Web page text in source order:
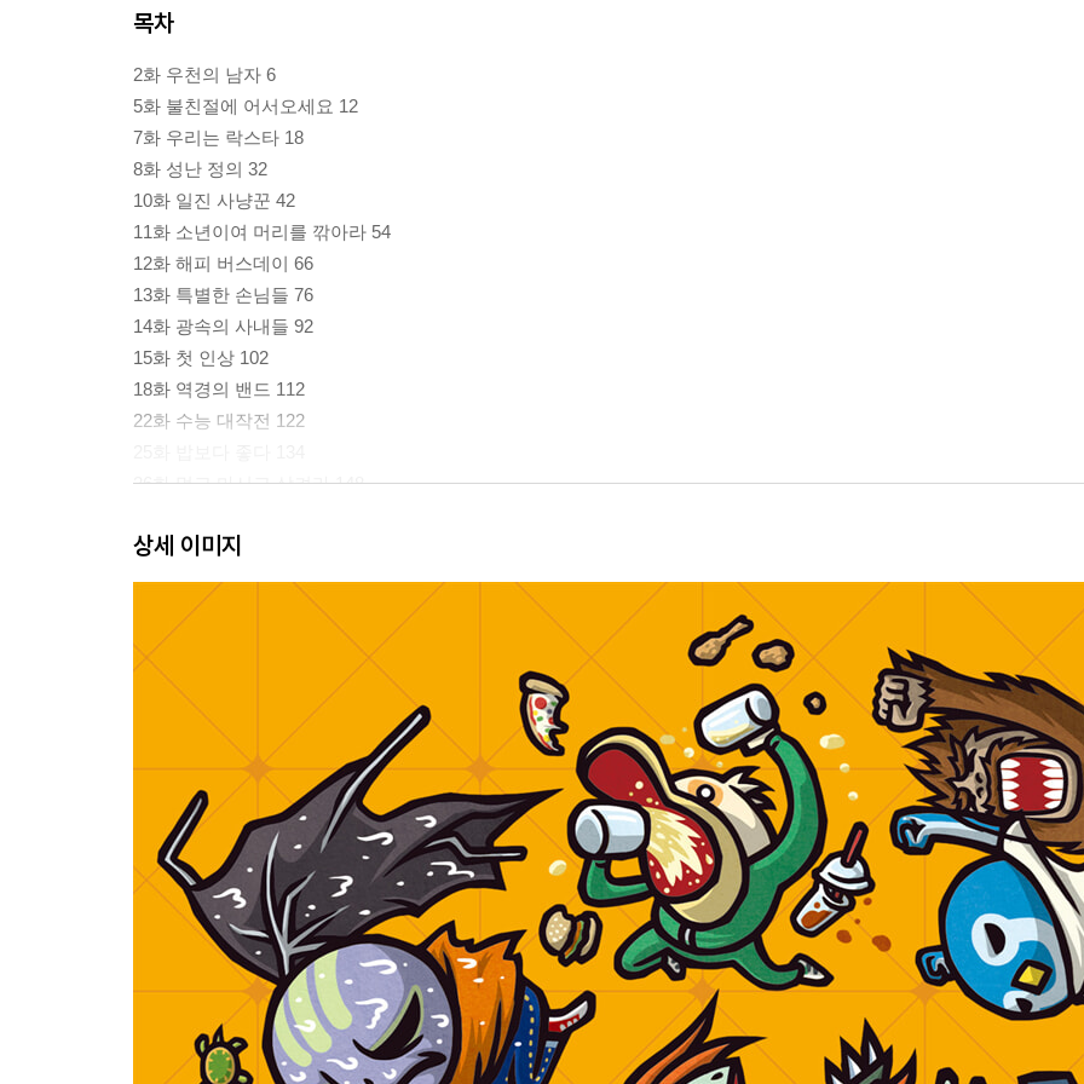
목차
2화 우천의 남자 6
5화 불친절에 어서오세요 12
7화 우리는 락스타 18
8화 성난 정의 32
10화 일진 사냥꾼 42
11화 소년이여 머리를 깎아라 54
12화 해피 버스데이 66
13화 특별한 손님들 76
14화 광속의 사내들 92
15화 첫 인상 102
18화 역경의 밴드 112
22화 수능 대작전 122
26화 먹고 마시고 삼켜라 148
30화 헤드윅 사우나 172
31화 주마등 엔터테이너 186
35화 해리 198
38화 스타디움 나잇 라이브 210
39화 패왕의 속사정 222
49화 모닝콜 234
50화 회장님 영원하라 246
56화 카페 블록버스터 260
61화 게임은 계속되어야 한다 274
상세 이미지